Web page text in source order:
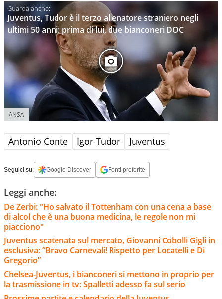
Juventus, Tudor è il terzo allenatore straniero negli
ultimi 50 anni: prima di lui, due bianconeri DOC
ANSA
Antonio Conte Igor Tudor Juventus
Seguici su: Google Discover Fonti preferite
Leggi anche:
De Zerbi: "Ho salvato il Tottenham con una cena a base
di alcol che è una buona medicina, le regole non mi
piacciono"
Juventus scatenata sul mercato, Giovanni Cobolli Gigli in
esclusiva: “Bravo Carnevali! Rispetto per Locatelli e Di
Gregorio”
Chelsea-Juventus, i bianconeri si mettono in proprio per
la trasmissione in tv: Spalletti adesso fa sul serio